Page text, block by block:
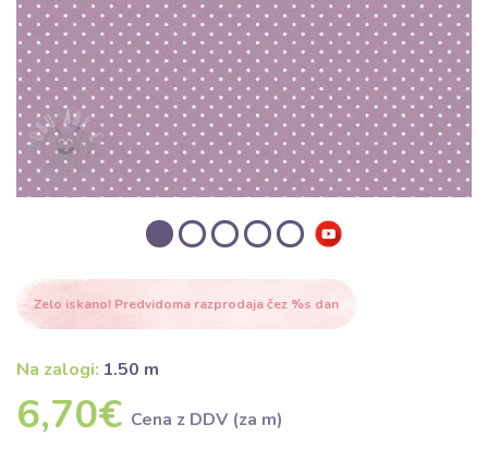
Zelo iskano! Predvidoma razprodaja čez %s dan
Na zalogi: 1.50 m
6,70€ Cena z DDV (za m)